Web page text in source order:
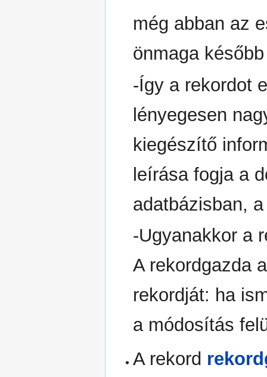
még abban az
önmaga
-Így a rekordot
lényegesen
kiegészítő
leírása fogja a
adatbázisban,
-Ugyanakkor a
A rekordgazda
rekordját: ha
a módosítás
A rekord